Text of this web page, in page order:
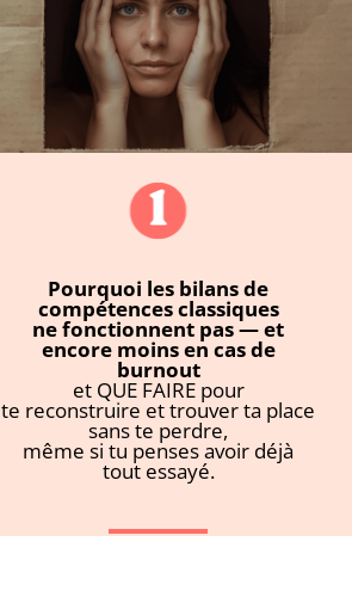
Pourquoi les bilans de
compétences classiques
ne fonctionnent pas — et
encore moins en cas de
burnout
et QUE FAIRE pour
te reconstruire et trouver ta place
sans te perdre,
même si tu penses avoir déjà
tout essayé.